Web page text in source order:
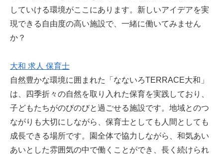
していける環境がここにあります。新しいアイデアを実
現できる自由度の高い施設で、一緒に働いてみません
か？
大和 求人 保育士
自然豊かな環境に囲まれた「なないろTERRACE大和」
は、四季折々の自然を取り入れた保育を実践しており、
子どもたちがのびのびと過ごせる施設です。地域とのつ
ながりも大切にしながら、保育士としても人間としても
成長できる場所です。園全体で協力しながら、和気あい
あいとした雰囲気の中で働くことができ、長く続けられ